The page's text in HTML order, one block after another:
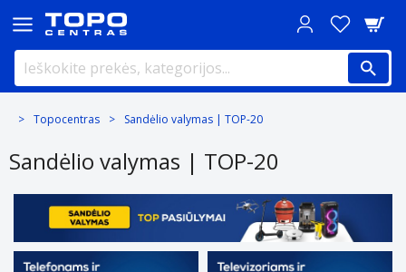
Topocentras Sandėlio valymas | TOP-20
Sandėlio valymas | TOP-20